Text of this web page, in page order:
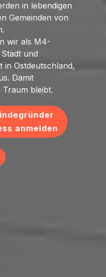
in lebendigen
Gemeinden von
wir als M4-
und
in Ostdeutschland,
Damit
Traum bleibt.
anmelden